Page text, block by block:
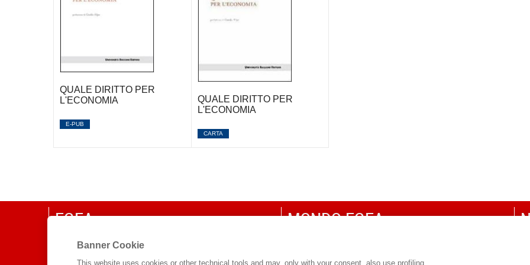
QUALE DIRITTO PER
L'ECONOMIA
E-PUB
QUALE DIRITTO PER
L'ECONOMIA
CARTA
EGEA
CHI SIAMO
MONDO EGEA
Banner Cookie
This website uses cookies or other technical tools and may, only with your consent, also use profiling